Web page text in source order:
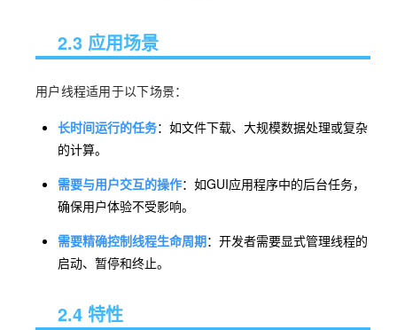
2.3 应用场景
用户线程适用于以下场景：
长时间运行的任务：如文件下载、大规模数据处理或复杂
的计算。
需要与用户交互的操作：如GUI应用程序中的后台任务，
确保用户体验不受影响。
需要精确控制线程生命周期：开发者需要显式管理线程的
启动、暂停和终止。
2.4 特性